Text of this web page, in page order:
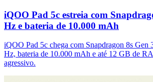
iQOO Pad 5c estreia com
Hz e bateria de 10.000 mAh
iQOO Pad 5c chega com Snapdragon 8s Gen
Hz, bateria de 10.000 mAh e até 12 GB de
agressivo.